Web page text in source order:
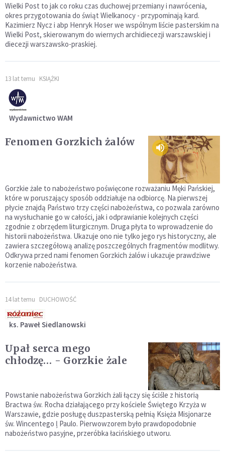
Wielki Post to jak co roku czas duchowej przemiany i nawrócenia,
okres przygotowania do świąt Wielkanocy - przypominają kard.
Kazimierz Nycz i abp Henryk Hoser we wspólnym liście pasterskim na
Wielki Post, skierowanym do wiernych archidiecezji warszawskiej i
diecezji warszawsko-praskiej.
13 lat temu KSIĄŻKI
Wydawnictwo WAM
Fenomen Gorzkich żalów
Gorzkie żale to nabożeństwo poświęcone rozważaniu Męki Pańskiej,
które w poruszający sposób oddziałuje na odbiorcę. Na pierwszej
płycie znajdą Państwo trzy części nabożeństwa, co pozwala zarówno
na wysłuchanie go w całości, jak i odprawianie kolejnych części
zgodnie z obrzędem liturgicznym. Druga płyta to wprowadzenie do
historii nabożeństwa. Ukazuje ono nie tylko jego rys historyczny, ale
zawiera szczegółową analizę poszczególnych fragmentów modlitwy.
Odkrywa przed nami fenomen Gorzkich żalów i ukazuje prawdziwe
korzenie nabożeństwa.
14 lat temu DUCHOWOŚĆ
ks. Paweł Siedlanowski
Upał serca mego
chłodzę… - Gorzkie żale
Powstanie nabożeństwa Gorzkich żali łączy się ściśle z historią
Bractwa św. Rocha działającego przy kościele Świętego Krzyża w
Warszawie, gdzie posługę duszpasterską pełnią Księża Misjonarze
św. Wincentego ļ Paulo. Pierwowzorem było prawdopodobnie
nabożeństwo pasyjne, przeróbka łacińskiego utworu.